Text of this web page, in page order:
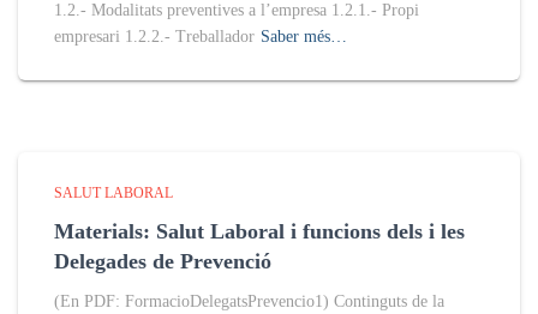
1.2.- Modalitats preventives a l’empresa 1.2.1.- Propi
empresari 1.2.2.- Treballador Saber més…
SALUT LABORAL
Materials: Salut Laboral i funcions dels i les
Delegades de Prevenció
(En PDF: FormacioDelegatsPrevencio1) Continguts de la